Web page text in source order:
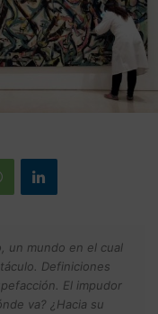
un mundo en el cual
Definiciones
El impudor
va? ¿Hacia su